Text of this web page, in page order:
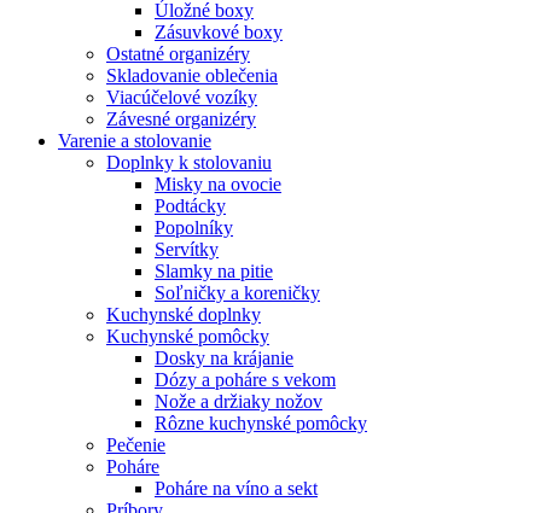
Úložné boxy
Zásuvkové boxy
Ostatné organizéry
Skladovanie oblečenia
Viacúčelové vozíky
Závesné organizéry
Varenie a stolovanie
Doplnky k stolovaniu
Misky na ovocie
Podtácky
Popolníky
Servítky
Slamky na pitie
Soľničky a koreničky
Kuchynské doplnky
Kuchynské pomôcky
Dosky na krájanie
Dózy a poháre s vekom
Nože a držiaky nožov
Rôzne kuchynské pomôcky
Pečenie
Poháre
Poháre na víno a sekt